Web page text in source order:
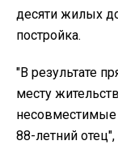
десяти жилых
постройка.
"В результате
месту
88-летний